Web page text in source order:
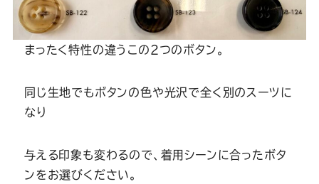
まったく特性の違うこの2つのボタン。
同じ生地でもボタンの色や光沢で全く別のスーツに
なり
与える印象も変わるので、着用シーンに合ったボタ
ンをお選びください。